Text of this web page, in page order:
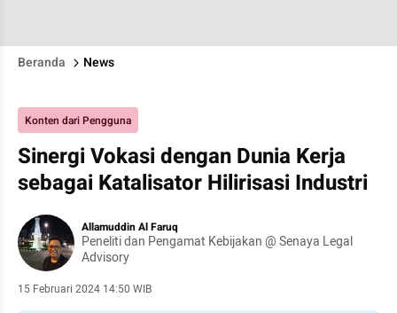
Beranda News
Konten dari Pengguna
Sinergi Vokasi dengan Dunia Kerja
sebagai Katalisator Hilirisasi Industri
Allamuddin Al Faruq
Peneliti dan Pengamat Kebijakan @ Senaya Legal
Advisory
15 Februari 2024 14:50 WIB